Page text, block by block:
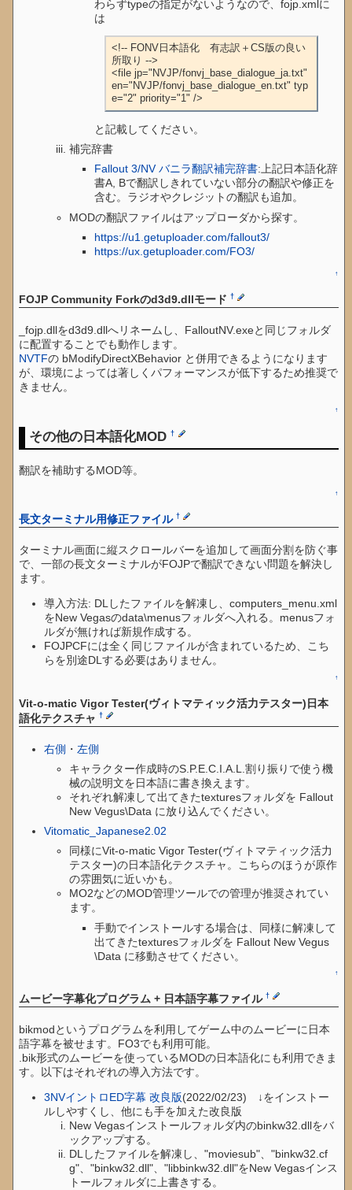
わらずtypeの指定がないようなので、fojp.xmlに
は
<!-- FONV日本語化　有志訳＋CS版の良い
所取り -->
<file jp="NVJP/fonvj_base_dialogue_ja.txt"
en="NVJP/fonvj_base_dialogue_en.txt" typ
e="2" priority="1" />
と記載してください。
補完辞書
Fallout 3/NV バニラ翻訳補完辞書:上記日本語化辞
書A, Bで翻訳しきれていない部分の翻訳や修正を
含む。ラジオやクレジットの翻訳も追加。
MODの翻訳ファイルはアップローダから探す。
https://u1.getuploader.com/fallout3/
https://ux.getuploader.com/FO3/
↑
FOJP Community Forkのd3d9.dllモード†
_fojp.dllをd3d9.dllへリネームし、FalloutNV.exeと同じフォルダ
に配置することでも動作します。
NVTFの bModifyDirectXBehavior と併用できるようになります
が、環境によっては著しくパフォーマンスが低下するため推奨で
きません。
↑
その他の日本語化MOD†
翻訳を補助するMOD等。
↑
長文ターミナル用修正ファイル †
ターミナル画面に縦スクロールバーを追加して画面分割を防ぐ事
で、一部の長文ターミナルがFOJPで翻訳できない問題を解決し
ます。
導入方法: DLしたファイルを解凍し、computers_menu.xml
をNew Vegasのdata\menusフォルダへ入れる。menusフォ
ルダが無ければ新規作成する。
FOJPCFには全く同じファイルが含まれているため、こち
らを別途DLする必要はありません。
↑
Vit-o-matic Vigor Tester(ヴィトマティック活力テスター)日本
語化テクスチャ†
右側 ・ 左側
キャラクター作成時のS.P.E.C.I.A.L.割り振りで使う機
械の説明文を日本語に書き換えます。
それぞれ解凍して出てきたtexturesフォルダを Fallout
New Vegus\Data に放り込んでください。
Vitomatic_Japanese2.02
同様にVit-o-matic Vigor Tester(ヴィトマティック活力
テスター)の日本語化テクスチャ。こちらのほうが原作
の雰囲気に近いかも。
MO2などのMOD管理ツールでの管理が推奨されてい
ます。
手動でインストールする場合は、同様に解凍して
出てきたtexturesフォルダを Fallout New Vegus
\Data に移動させてください。
↑
ムービー字幕化プログラム + 日本語字幕ファイル†
bikmodというプログラムを利用してゲーム中のムービーに日本
語字幕を被せます。FO3でも利用可能。
.bik形式のムービーを使っているMODの日本語化にも利用できま
す。以下はそれぞれの導入方法です。
3NVイントロED字幕 改良版(2022/02/23) ↓をインストー
ルしやすくし、他にも手を加えた改良版
New Vegasインストールフォルダ内のbinkw32.dllをバ
ックアップする。
DLしたファイルを解凍し、"moviesub"、"binkw32.cf
g"、"binkw32.dll"、"libbinkw32.dll"をNew Vegasインス
トールフォルダに上書きする。